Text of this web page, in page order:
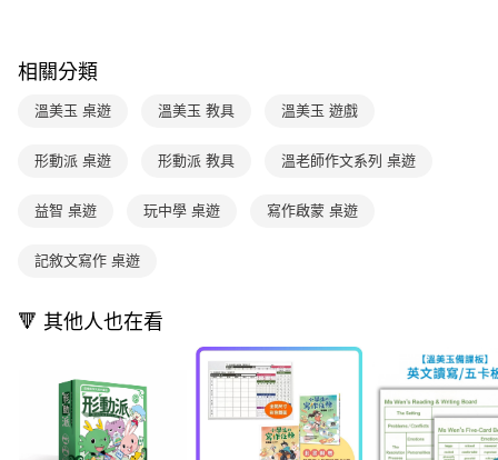
4.訂單成立30分鐘內，如未前往確認交易或遇審核未通過，訂單將自動取
法說明評估內容。
1.分期款項不併入電信帳單，「大哥付你分期」於每月結算日後寄送繳費提
帳／街口支付／iPASS MONEY」等通路繳費。
【注意事項】
買賣價金債權讓與本公司後，依約使用本公司帳單繳交帳款。
2.基於同意付款使用「大哥付你分期」之契約關係目的，商店將以您的個人
資料（包含姓名、電話或地址）提供予台灣大哥大進項蒐集、處理及利用，
由本公司與您本人進行分期帳單所需資料之確認、核對及更正。
3.完整用戶服務條款，請詳閱以下連結：https://oppay.tw/userRule
便利好安心！
１．簡單：不需註冊會員、不需綁卡、不需儲值。
２．便利：只要手機號碼，簡訊認證，即可結帳。
【「AFTEE先享後付」結帳流程】
結帳頁面，進行簡訊認證並確認金額後，即可完成結帳。
ATM／網路銀行／等多元方式進行付款，方視為交易完成。
後付繳納相關費用。
※ 交易是否成功請以「AFTEE先享後付 」之結帳頁面顯示為準，若有關於
是否繳費成功／繳費後需取消欲退款等相關疑問，請聯繫「AFTEE先享後付
客戶支援中心」https://netprotections.freshdesk.com/support/home
【注意事項】
１．透過由恩沛科技股份有限公司提供之「AFTEE先享後付」服務完成之交
每筆NT$70，滿NT$499(含以上)免運費
付款後7-11取貨
國內宅配/郵寄 (不適用離島、海外及郵局i郵箱)
離島宅配（澎湖、金門、馬祖、小琉球；不適用於郵局i郵箱）
海外包裹航空運送 查看運費
相關分類
溫美玉 桌遊 溫美玉 教具 溫美玉 遊戲
形動派 桌遊 形動派 教具 溫老師作文系列 桌遊
益智 桌遊 玩中學 桌遊 寫作啟蒙 桌遊
記敘文寫作 桌遊
🔻 其他人也在看